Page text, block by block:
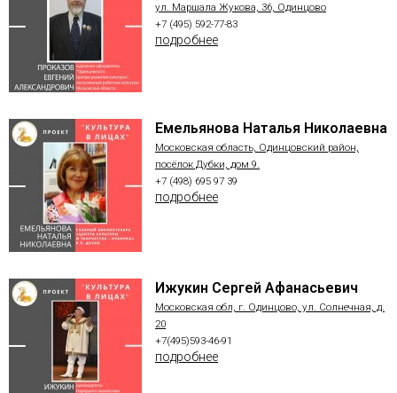
ул. Маршала Жукова, 36, Одинцово
+7 (495) 592-77-83
подробнее
Емельянова Наталья Николаевна
Московская область, Одинцовский район,
посёлок Дубки, дом 9.
+7 (498) 695 97 39
подробнее
Ижукин Сергей Афанасьевич
Московская обл, г. Одинцово, ул. Солнечная, д.
20
+7(495)593-46-91
подробнее